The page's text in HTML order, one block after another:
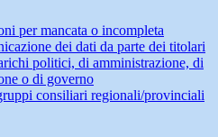
per mancata o incompleta
dei dati da parte dei titolari
politici, di amministrazione, di
o di governo
consiliari regionali/provinciali